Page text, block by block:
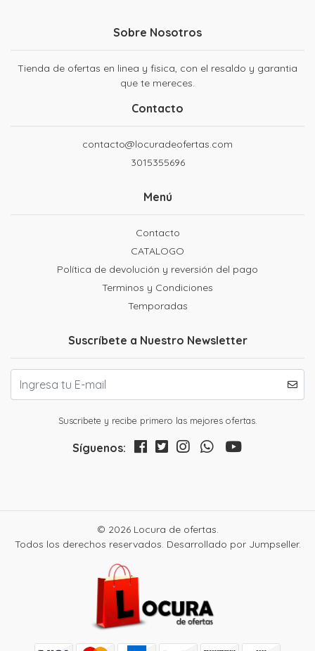
Sobre Nosotros
Tienda de ofertas en linea y fisica, con el resaldo y garantia
que te mereces.
Contacto
contacto@locuradeofertas.com
3015355696
Menú
Contacto
CATALOGO
Política de devolución y reversión del pago
Terminos y Condiciones
Temporadas
Suscríbete a Nuestro Newsletter
Suscribete y recibe primero las mejores ofertas.
Síguenos:
© 2026 Locura de ofertas.
Todos los derechos reservados. Desarrollado por Jumpseller.